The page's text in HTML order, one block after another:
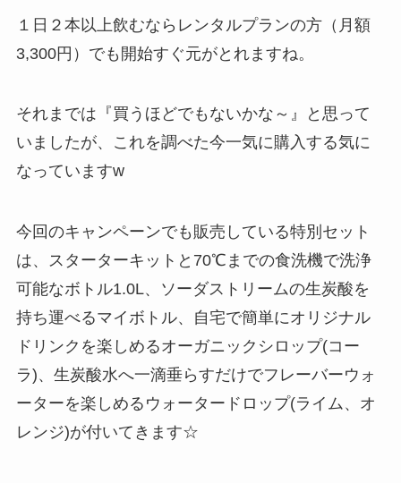
１日２本以上飲むならレンタルプランの方（月額
3,300円）でも開始すぐ元がとれますね。
それまでは『買うほどでもないかな～』と思って
いましたが、これを調べた今一気に購入する気に
なっていますw
今回のキャンペーンでも販売している特別セット
は、スターターキットと70℃までの食洗機で洗浄
可能なボトル1.0L、ソーダストリームの生炭酸を
持ち運べるマイボトル、自宅で簡単にオリジナル
ドリンクを楽しめるオーガニックシロップ(コー
ラ)、生炭酸水へ一滴垂らすだけでフレーバーウォ
ーターを楽しめるウォータードロップ(ライム、オ
レンジ)が付いてきます☆